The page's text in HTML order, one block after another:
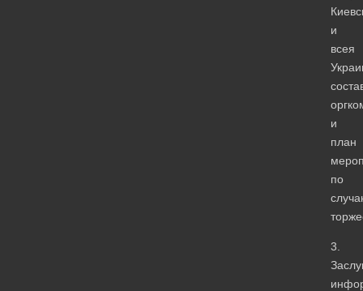
и
всея
и
план
по
3.